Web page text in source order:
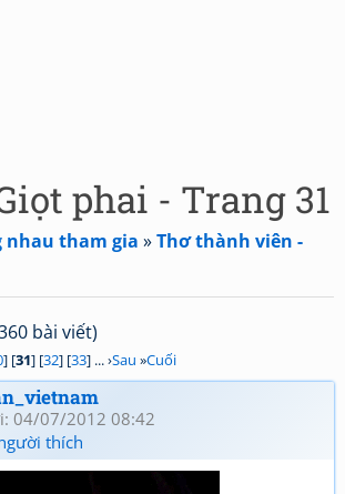
phai - Trang 31
nhau tham gia »Thơ thành viên -
bài viết)
] [31] [32] [33] ... ›Sau »Cuối
04/07/2012 08:42
thích